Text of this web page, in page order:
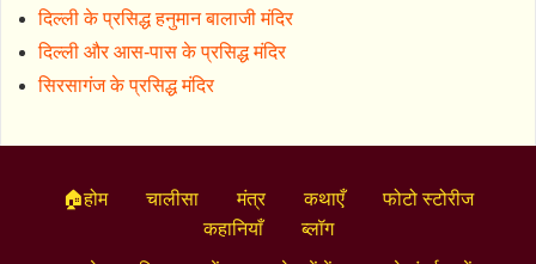
दिल्ली के प्रसिद्ध हनुमान बालाजी मंदिर
दिल्ली और आस-पास के प्रसिद्ध मंदिर
सिरसागंज के प्रसिद्ध मंदिर
🏠होम चालीसा मंत्र कथाएँ
फोटो स्टोरीज
कहानियाँ
ब्लॉग